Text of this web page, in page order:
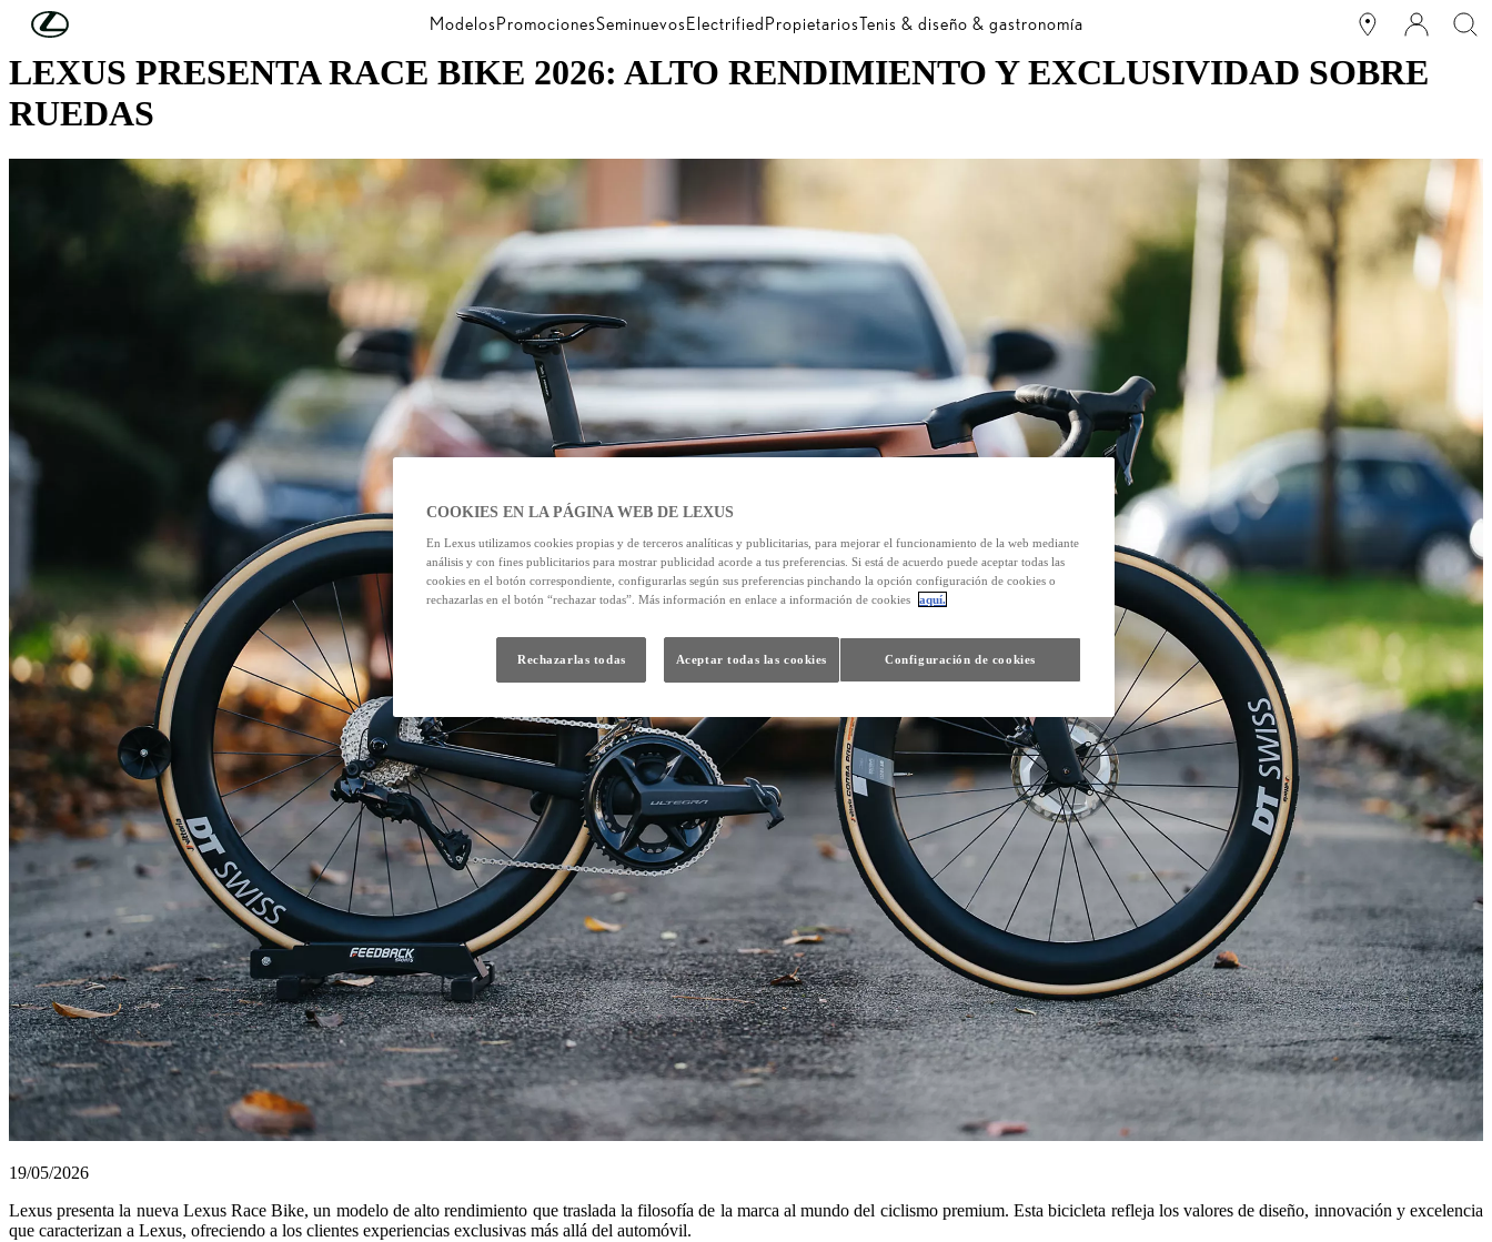
Skip to Main Content ModelosPromocionesSeminuevosElectrifiedPropietariosTenis & diseño & gastronomía
LEXUS PRESENTA RACE BIKE 2026: ALTO RENDIMIENTO Y EXCLUSIVIDAD SOBRE
RUEDAS
19/05/2026
Lexus presenta la nueva Lexus Race Bike, un modelo de alto rendimiento que traslada la filosofía de la marca al mundo del ciclismo premium. Esta bicicleta refleja los valores de diseño, innovación y excelencia
que caracterizan a Lexus, ofreciendo a los clientes experiencias exclusivas más allá del automóvil.
COOKIES EN LA PÁGINA WEB DE LEXUS
En Lexus utilizamos cookies propias y de terceros analíticas y publicitarias, para mejorar el funcionamiento de la web mediante
análisis y con fines publicitarios para mostrar publicidad acorde a tus preferencias. Si está de acuerdo puede aceptar todas las
cookies en el botón correspondiente, configurarlas según sus preferencias pinchando la opción configuración de cookies o
rechazarlas en el botón “rechazar todas”. Más información en enlace a información de cookies
aquí.
Configuración de cookies
Rechazarlas todas Aceptar todas las cookies